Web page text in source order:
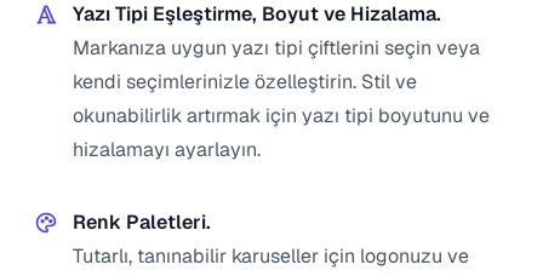
Yazı Tipi Eşleştirme, Boyut ve Hizalama.
Markanıza uygun yazı tipi çiftlerini seçin veya
kendi seçimlerinizle özelleştirin. Stil ve
okunabilirlik artırmak için yazı tipi boyutunu ve
hizalamayı ayarlayın.
Renk Paletleri.
Tutarlı, tanınabilir karuseller için logonuzu ve